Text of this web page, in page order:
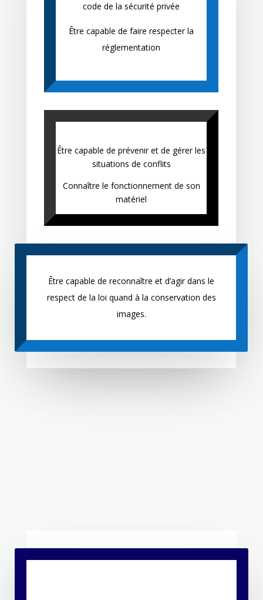
code de la sécurité privée
Être capable de faire respecter la
réglementation
Être capable de prévenir et de gérer les
situations de conflits
Connaître le fonctionnement de son
matériel
Être capable de reconnaître et d’agir dans le
respect de la loi quand à la conservation des
images.